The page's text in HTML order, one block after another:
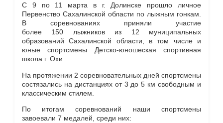
С 9 по 11 марта в г. Долинске прошло личное
Первенство Сахалинской области по лыжным гонкам.
В соревнованиях приняли участие
более 150 лыжников из 12 муниципальных
образований Сахалинской области, в том числе и
юные спортсмены Детско-​юношеская спортивная
школа г. Охи.
На протяжении 2 соревновательных дней спортсмены
состязались на дистанциях от 3 до 5 км свободным и
классическим стилем.
По итогам соревнований наши спортсмены
завоевали 7 медалей, среди них: